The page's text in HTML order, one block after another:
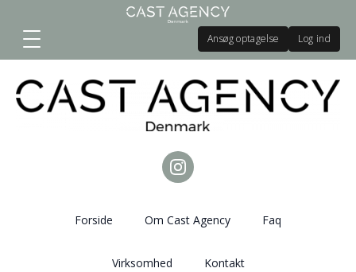
Ansøg optagelse Log ind
Forside Om Cast Agency Faq
Virksomhed Kontakt